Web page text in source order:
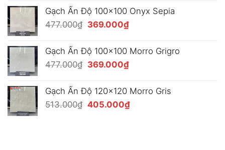
450.000₫
là:
477.000₫.
tại
là:
Gạch Ấn Độ 100x100 Onyx Sepia
477.000₫ Giá
là:
477.000₫.
369.000₫Giá
tại
là:
Gạch Ấn Độ 100x100 Morro Grigro
477.000₫ Giá
là:
477.000₫.
369.000₫Giá
tại
là:
369.000₫.
Gạch Ấn Độ 120x120 Morro Gris
513.000₫ Giá
405.000₫Giá